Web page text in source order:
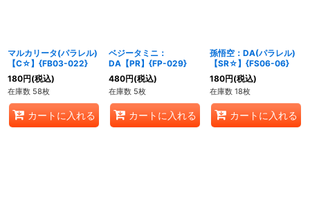
マルカリータ(パラレル)
【C☆】{FB03-022}
180円(税込)
在庫数 58枚
カートに入れる
ベジータミニ：
DA【PR】{FP-029}
480円(税込)
在庫数 5枚
カートに入れる
孫悟空：DA(パラレル)
【SR☆】{FS06-06}
180円(税込)
在庫数 18枚
カートに入れる